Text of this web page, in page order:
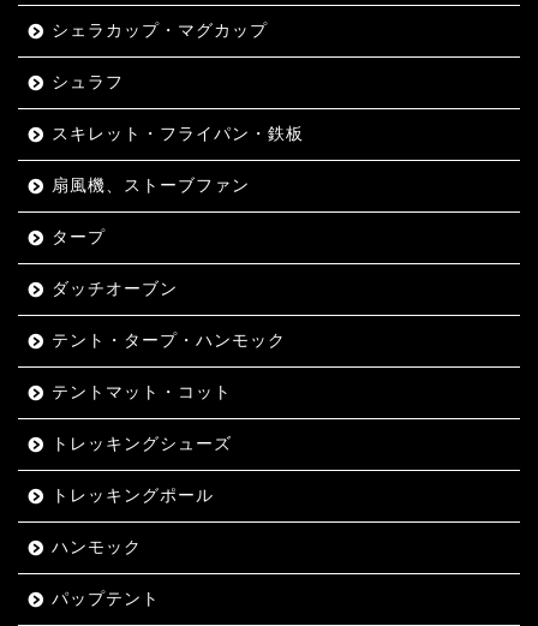
シェラカップ・マグカップ
シュラフ
スキレット・フライパン・鉄板
扇風機、ストーブファン
タープ
ダッチオーブン
テント・タープ・ハンモック
テントマット・コット
トレッキングシューズ
トレッキングポール
ハンモック
パップテント